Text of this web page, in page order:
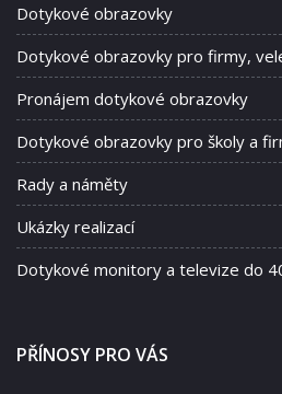
Dotykové obrazovky
Dotykové obrazovky pro firmy,
Pronájem dotykové obrazovky
Dotykové obrazovky pro školy a
Rady a náměty
Ukázky realizací
Dotykové monitory a televize do
PŘÍNOSY PRO VÁS